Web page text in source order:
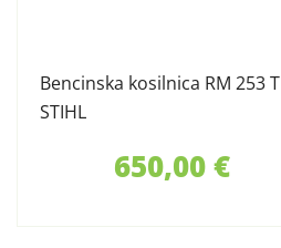
Bencinska kosilnica RM 253 T
STIHL
650,00 €